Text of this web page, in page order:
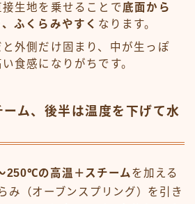
生地を乗せることで 底面から
ふくらみやすく なります。
外側だけ固まり、中が生っぽ
食感になりがちです。
ム、後半は温度を下げて水
250℃の高温＋スチームを加える
み（オーブンスプリング）を引き